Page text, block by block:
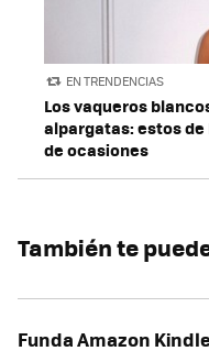
EN TRENDENCIAS
Los vaqueros
alpargatas: estos
de ocasiones
También te
Funda Amazon